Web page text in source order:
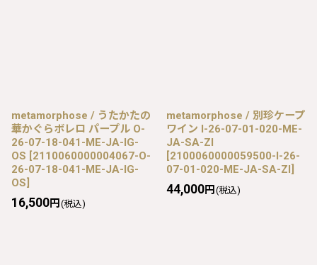
metamorphose / うたかたの
華かぐらボレロ パープル O-
26-07-18-041-ME-JA-IG-
OS [2110060000004067-O-
26-07-18-041-ME-JA-IG-
OS]
16,500円 (税込)
metamorphose / 別珍ケープ
ワイン I-26-07-01-020-ME-
JA-SA-ZI
[2100060000059500-I-26-
07-01-020-ME-JA-SA-ZI]
44,000円 (税込)